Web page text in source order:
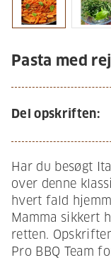
Pasta med
Del opskriften:
Har du besøgt
over denne
hvert fald
Mamma sikkert
retten.
Pro BBQ Team